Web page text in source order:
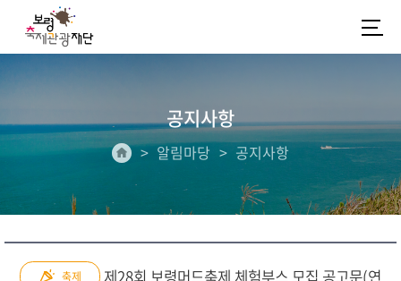
공지사항
알림마당 공지사항
축제
제28회 보령머드축제 체험부스 모집 공고문(연